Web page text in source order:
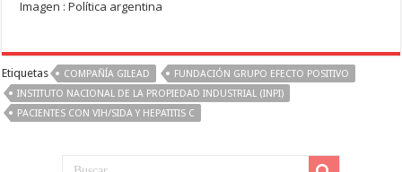
Imagen : Política argentina
Etiquetas COMPAÑÍA GILEAD
FUNDACIÓN GRUPO EFECTO POSITIVO
INSTITUTO NACIONAL DE LA PROPIEDAD INDUSTRIAL (INPI)
PACIENTES CON VIH/SIDA Y HEPATITIS C